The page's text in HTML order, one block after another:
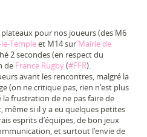
pour nos joueurs (des M6
Templeet M14 sur Mairie de
2 secondes (en respect du
de France Rugby(#FFR).
avant les rencontres, malgré la
(on ne critique pas, rien n’est plus
frustration de ne pas faire de
même si il y a eu quelques petites
esprits d’équipes, de bon jeux
et surtout l’envie de